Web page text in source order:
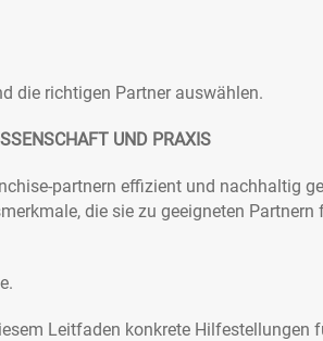
die richtigen Partner auswählen.
UND PRAXIS
partnern effizient und nachhaltig
die sie zu geeigneten
Leitfaden konkrete Hilfestellungen